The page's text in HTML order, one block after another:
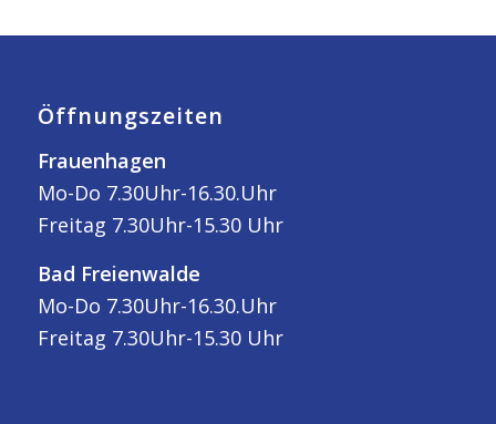
Öffnungszeiten
Frauenhagen
Mo-Do 7.30Uhr-16.30.Uhr
Freitag 7.30Uhr-15.30 Uhr
Bad Freienwalde
Mo-Do 7.30Uhr-16.30.Uhr
Freitag 7.30Uhr-15.30 Uhr